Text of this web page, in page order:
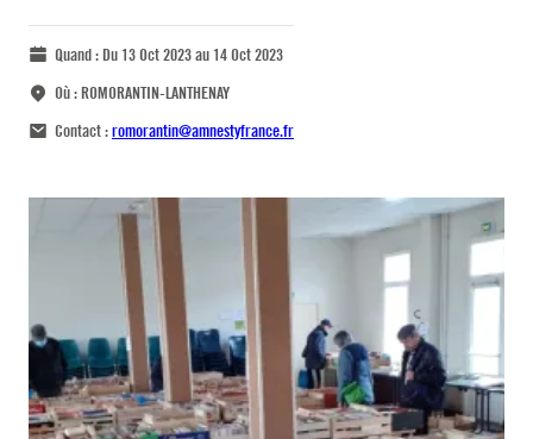
Quand :Du 13 Oct 2023 au 14 Oct 2023
Où :ROMORANTIN-LANTHENAY
Contact :romorantin@amnestyfrance.fr